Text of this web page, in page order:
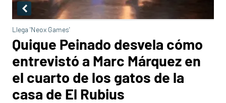
Llega 'Neox Games'
Quique Peinado desvela cómo
entrevistó a Marc Márquez en
el cuarto de los gatos de la
casa de El Rubius